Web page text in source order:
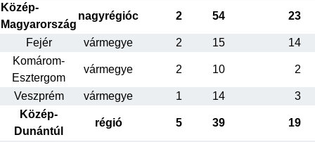
Közép-
Magyarország
nagyrégióc 2 54 23
Fejér vármegye 2 15
14
Komárom-
Esztergom
vármegye 2 10 2
Veszprém vármegye 1 14
3
Közép-
Dunántúl
régió 5 39 19